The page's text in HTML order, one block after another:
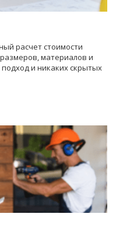
расчет стоимости
материалов и
и никаких скрытых